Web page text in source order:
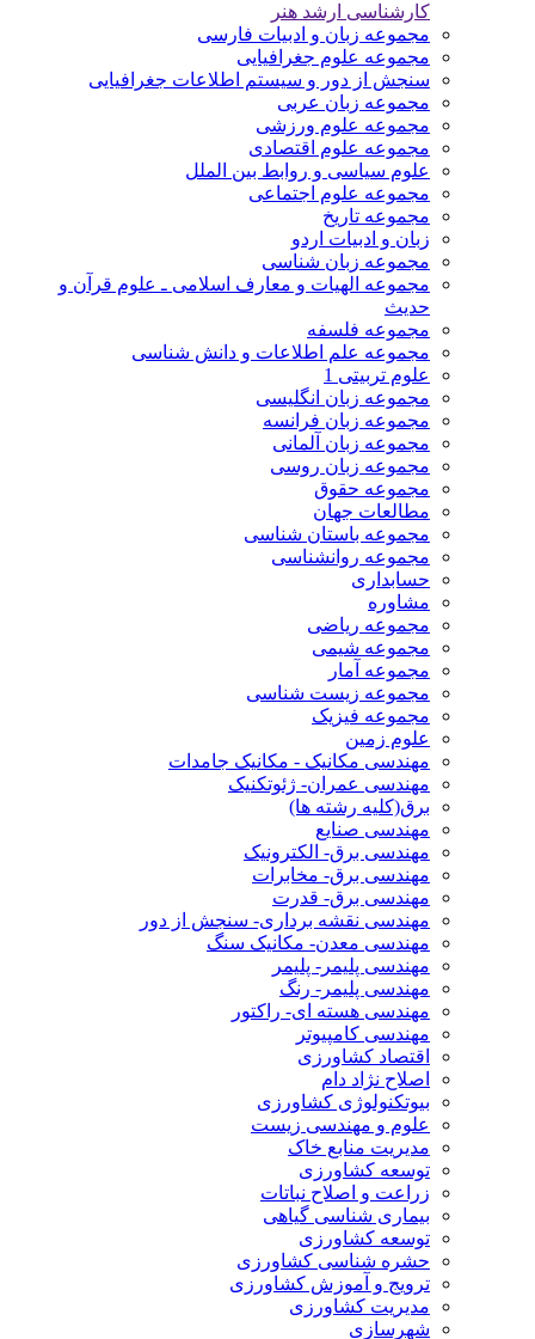
کارشناسی ارشد هنر
مجموعه زبان و ادبیات فارسی
مجموعه علوم جغرافیایی
سنجش از دور و سیستم اطلاعات جغرافیایی
مجموعه زبان عربی
مجموعه علوم ورزشی
مجموعه علوم اقتصادی
علوم سیاسی و روابط بین الملل
مجموعه علوم اجتماعی
مجموعه تاریخ
زبان و ادبیات اردو
مجموعه زبان شناسی
مجموعه الهیات و معارف اسلامی ـ علوم قرآن و
حدیث
مجموعه فلسفه
مجموعه علم اطلاعات و دانش شناسی
علوم تربیتی 1
مجموعه زبان انگلیسی
مجموعه زبان فرانسه
مجموعه زبان آلمانی
مجموعه زبان روسی
مجموعه حقوق
مطالعات جهان
مجموعه باستان شناسی
مجموعه روانشناسی
حسابداری
مشاوره
مجموعه ریاضی
مجموعه شیمی
مجموعه آمار
مجموعه زیست شناسی
مجموعه فیزیک
علوم زمین
مهندسی مکانیک - مکانیک جامدات
مهندسی عمران- ژئوتکنیک
برق(کلیه رشته ها)
مهندسی صنایع
مهندسی برق- الکترونیک
مهندسی برق- مخابرات
مهندسی برق- قدرت
مهندسی نقشه برداری- سنجش از دور
مهندسی معدن- مکانیک سنگ
مهندسی پلیمر- پلیمر
مهندسی پلیمر- رنگ
مهندسی هسته ای- راکتور
مهندسی کامپیوتر
اقتصاد کشاورزی
اصلاح نژاد دام
بیوتکنولوژی کشاورزی
علوم و مهندسی زیست
مدیریت منابع خاک
توسعه کشاورزی
زراعت و اصلاح نباتات
بیماری شناسی گیاهی
توسعه کشاورزی
حشره شناسی کشاورزی
ترویج و آموزش کشاورزی
مدیریت کشاورزی
شهرسازی